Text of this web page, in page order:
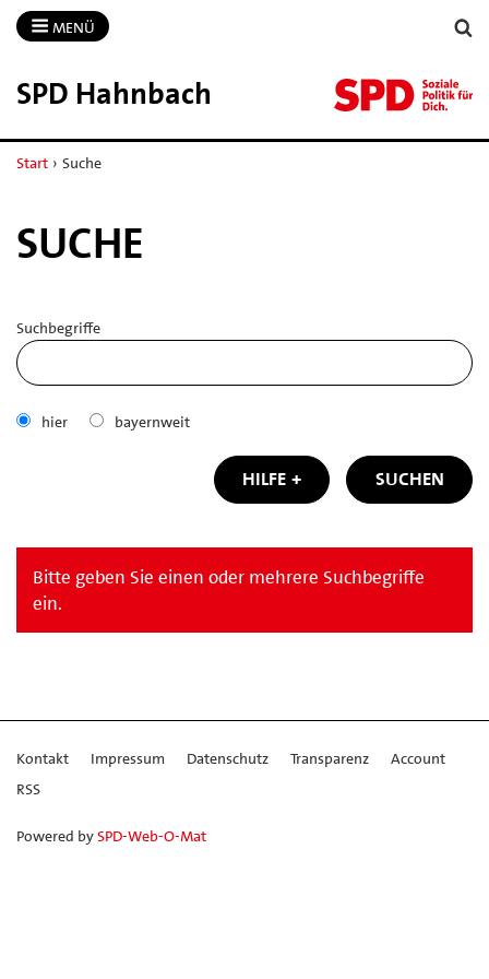
MENÜ
SPD Hahnbach
Start › Suche
SUCHE
Suchbegriffe
hier bayernweit
HILFE SUCHEN
Bitte geben Sie einen oder mehrere Suchbegriffe
ein.
Kontakt Impressum Datenschutz Transparenz
Account
RSS
Powered bySPD-Web-O-Mat